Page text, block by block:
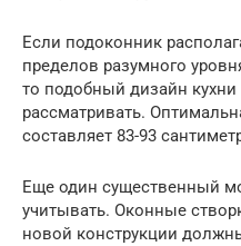
Если подоконник
пределов разумного
то подобный дизайн
рассматривать.
составляет 83-93
Еще один существенный
учитывать. Оконные
новой конструкции